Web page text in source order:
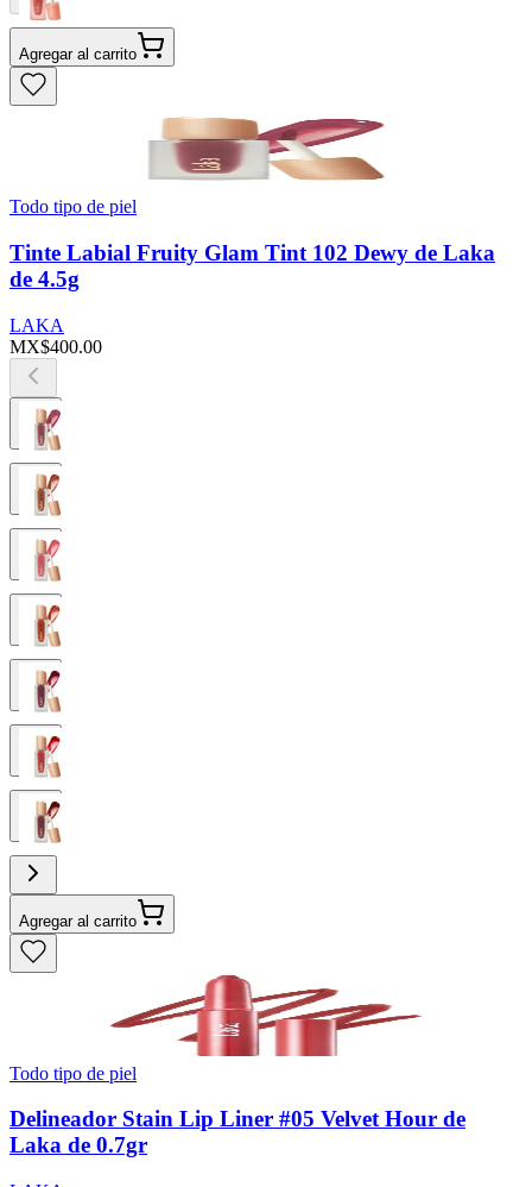
Agregar al carrito
Todo tipo de piel
Tinte Labial Fruity Glam Tint 102 Dewy de Laka
de 4.5g
LAKA
MX$400.00
Agregar al carrito
Todo tipo de piel
Delineador Stain Lip Liner #05 Velvet Hour de
Laka de 0.7gr